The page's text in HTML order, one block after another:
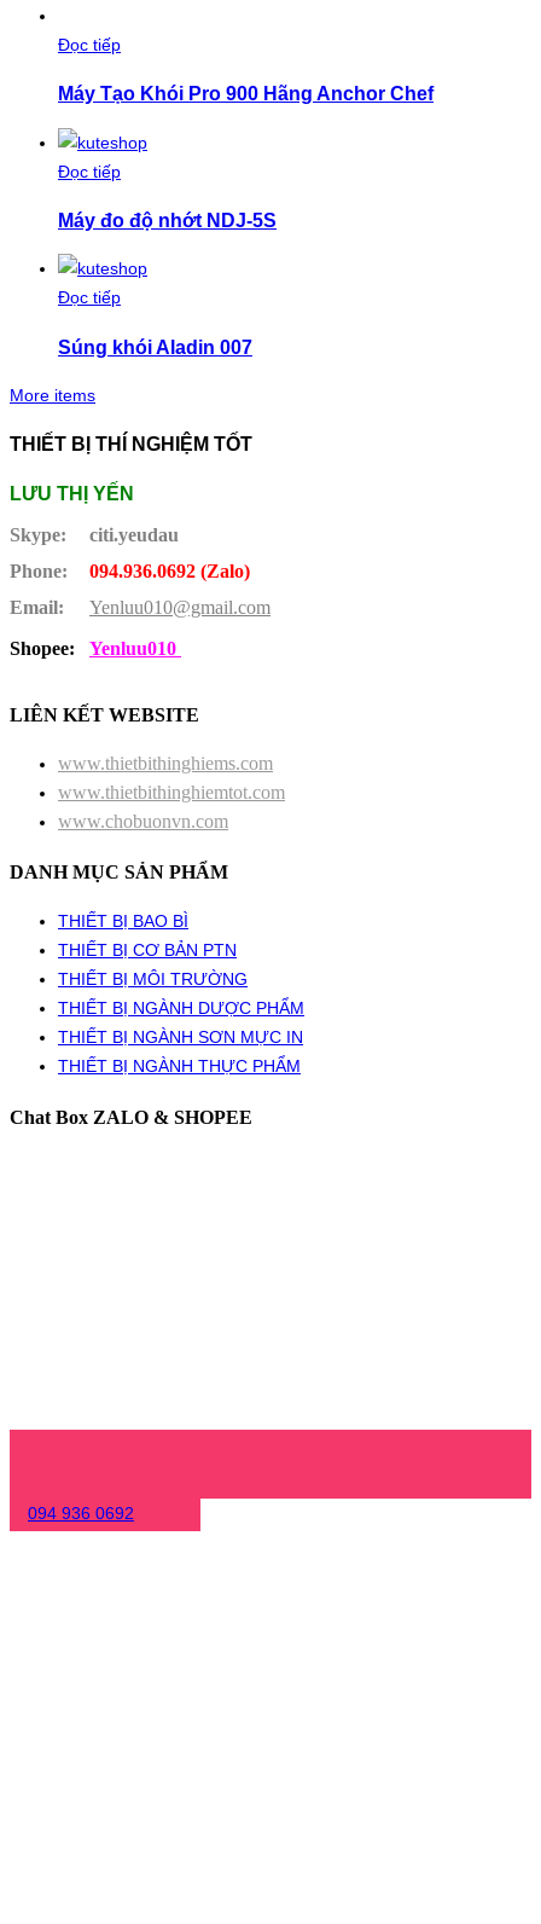
Đọc tiếp
Máy Tạo Khói Pro 900 Hãng Anchor Chef
Đọc tiếp
Máy đo độ nhớt NDJ-5S
Đọc tiếp
Súng khói Aladin 007
More items
THIẾT BỊ THÍ NGHIỆM TỐT
LƯU THỊ YẾN
Skype:
citi.yeudau
Phone:
094.936.0692 (Zalo)
Email:
Yenluu010@gmail.com
Shopee:
Yenluu010
LIÊN KẾT WEBSITE
www.thietbithinghiems.com
www.thietbithinghiemtot.com
www.chobuonvn.com
DANH MỤC SẢN PHẨM
THIẾT BỊ BAO BÌ
THIẾT BỊ CƠ BẢN PTN
THIẾT BỊ MÔI TRƯỜNG
THIẾT BỊ NGÀNH DƯỢC PHẨM
THIẾT BỊ NGÀNH SƠN MỰC IN
THIẾT BỊ NGÀNH THỰC PHẨM
Chat Box ZALO & SHOPEE
094 936 0692